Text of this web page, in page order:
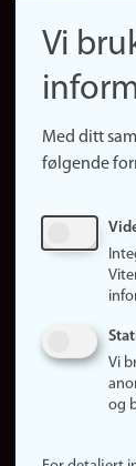
(no)
Finn forsker
Presse
Finn studier
Ledige stillinger
Om nettstedet
Vi
Med ditt
følgende
Vi
og